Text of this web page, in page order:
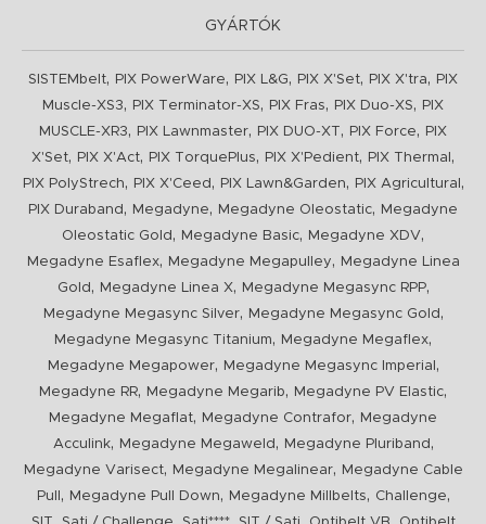
GYÁRTÓK
SISTEMbelt, PIX PowerWare, PIX L&G, PIX X'Set, PIX X'tra,
PIX
Muscle-XS3, PIX Terminator-XS, PIX Fras, PIX Duo-XS,
PIX
MUSCLE-XR3, PIX Lawnmaster, PIX DUO-XT, PIX Force,
PIX
X'Set, PIX X'Act, PIX TorquePlus, PIX X'Pedient, PIX Thermal ,
PIX PolyStrech, PIX X'Ceed , PIX Lawn&Garden, PIX Agricultural ,
PIX Duraband , Megadyne, Megadyne Oleostatic,
Megadyne
Oleostatic Gold , Megadyne Basic, Megadyne XDV,
Megadyne Esaflex, Megadyne Megapulley,
Megadyne Linea
Gold , Megadyne Linea X, Megadyne Megasync RPP,
Megadyne Megasync Silver, Megadyne Megasync Gold ,
Megadyne Megasync Titanium, Megadyne Megaflex,
Megadyne Megapower, Megadyne Megasync Imperial ,
Megadyne RR, Megadyne Megarib, Megadyne PV Elastic,
Megadyne Megaflat, Megadyne Contrafor,
Megadyne
Acculink, Megadyne Megaweld , Megadyne Pluriband ,
Megadyne Varisect, Megadyne Megalinear,
Megadyne Cable
Pull
, Megadyne Pull Down, Megadyne Millbelts, Challenge,
,